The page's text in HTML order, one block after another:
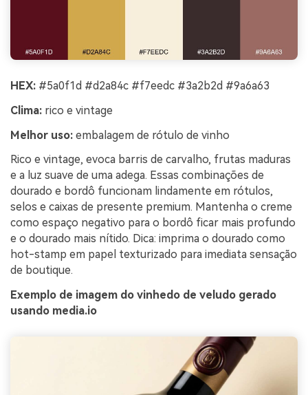
HEX: #5a0f1d #d2a84c #f7eedc #3a2b2d #9a6a63
Clima: rico e vintage
Melhor uso: embalagem de rótulo de vinho
Rico e vintage, evoca barris de carvalho, frutas maduras
e a luz suave de uma adega. Essas combinações de
dourado e bordô funcionam lindamente em rótulos,
selos e caixas de presente premium. Mantenha o creme
como espaço negativo para o bordô ficar mais profundo
e o dourado mais nítido. Dica: imprima o dourado como
hot-stamp em papel texturizado para imediata sensação
de boutique.
Exemplo de imagem do vinhedo de veludo gerado
usando media.io